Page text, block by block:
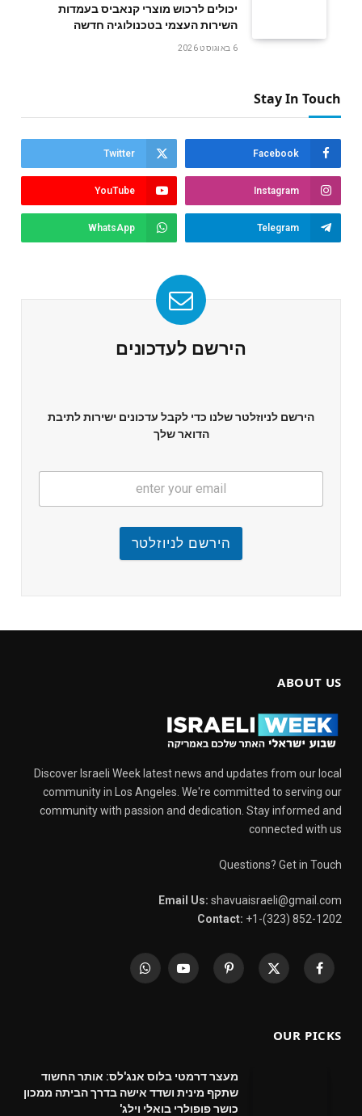
יכולים לרכוש מוצרי קנאביס בעמדות
השירות העצמי בטכנולוגיה חדשה
6 באוגוסט 2026
Stay In Touch
Facebook
Twitter
Instagram
YouTube
Telegram
WhatsApp
הירשם לעדכונים
הירשם לניוזלטר שלנו כדי לקבל עדכונים ישירות לתיבת
הדואר שלך
הירשם לניוזלטר
ABOUT US
Discover Israeli Week latest news and updates from our local
community in Los Angeles. We're committed to serving our
community with passion and dedication. Stay informed and
connected with us
Questions? Get in Touch
Email Us: shavuaisraeli@gmail.com
Contact: +1-(323) 852-1202
Facebook
X
Pinterest
YouTube
WhatsApp
OUR PICKS
מעצר דרמטי בלוס אנג'לס: אותר החשוד
שתקף מינית ושדד אישה בדרך הביתה ממכון
כושר פופולרי בואלי וילג'